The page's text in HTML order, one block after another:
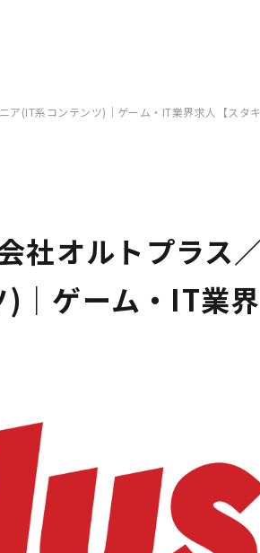
(IT系コンテンツ)｜ゲーム・IT業界求人【スタキ
社オルトプラス
｜ゲーム・IT業界